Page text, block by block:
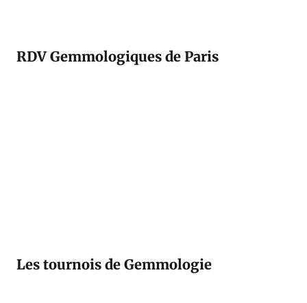
RDV Gemmologiques de Paris
Les tournois de Gemmologie